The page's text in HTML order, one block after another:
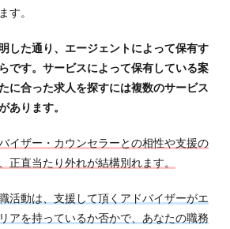
す。
した通り、エージェントによって保有す
です。サービスによって保有している案
に合った求人を探すには複数のサービス
あります。
イザー・カウンセラーとの相性や支援の
正直当たり外れが結構別れます。
活動は、支援して頂くアドバイザーがエ
アを持っているか否かで、あなたの職務